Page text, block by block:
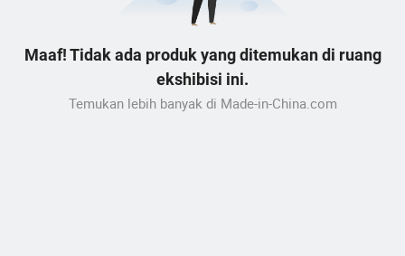
Maaf! Tidak ada produk yang ditemukan di ruang
ekshibisi ini.
Temukan lebih banyak di Made-in-China.com